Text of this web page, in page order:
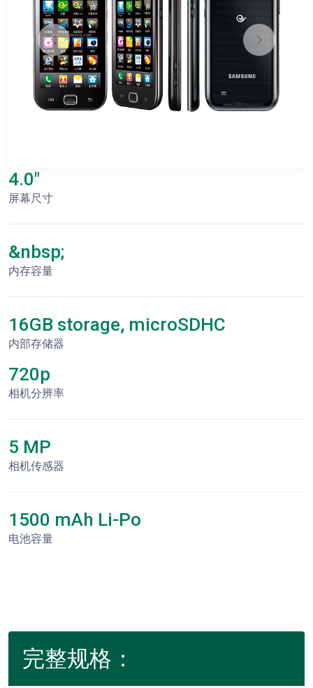
4.0"
屏幕尺寸
&nbsp;
内存容量
16GB storage, microSDHC
内部存储器
720p
相机分辨率
5 MP
相机传感器
1500 mAh Li-Po
电池容量
完整规格：